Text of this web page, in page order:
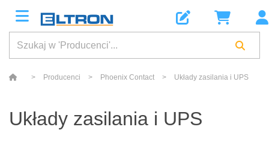
> Producenci > Phoenix Contact > Układy zasilania i UPS
Układy zasilania i UPS